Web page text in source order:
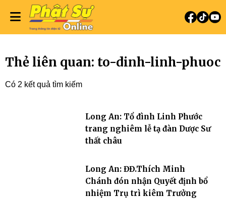
Thẻ liên quan: to-dinh-linh-phuoc
Có 2 kết quả tìm kiếm
Long An: Tổ đình Linh Phước
trang nghiêm lễ tạ đàn Dược Sư
thất châu
Long An: ĐĐ.Thích Minh
Chánh đón nhận Quyết định bổ
nhiệm Trụ trì kiêm Trưởng